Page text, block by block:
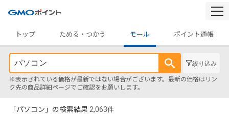
トップ
ためる・つかう モール ポイント通帳
絞り込み
※表示されている価格が最新ではない場合がございます。最新の価格はリン
ク先の商品詳細ページでご確認をお願いします。
「パソコン」の検索結果 2,063件